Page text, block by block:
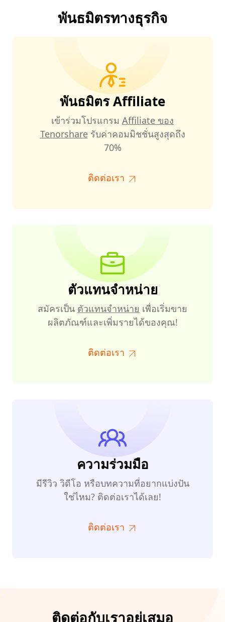
พันธมิตรทางธุรกิจ
พันธมิตร Affiliate
เข้าร่วมโปรแกรม Affiliate ของ
Tenorshareรับค่าคอมมิชชั่นสูงสุดถึง
70%
ติดต่อเรา
ตัวแทนจำหน่าย
สมัครเป็น ตัวแทนจำหน่าย เพื่อเริ่มขาย
ผลิตภัณฑ์และเพิ่มรายได้ของคุณ!
ติดต่อเรา
ความร่วมมือ
มีรีวิว วิดีโอ หรือบทความที่อยากแบ่งปัน
ใช่ไหม? ติดต่อเราได้เลย!
ติดต่อเรา
ติดต่อกับเราอยู่เสมอ